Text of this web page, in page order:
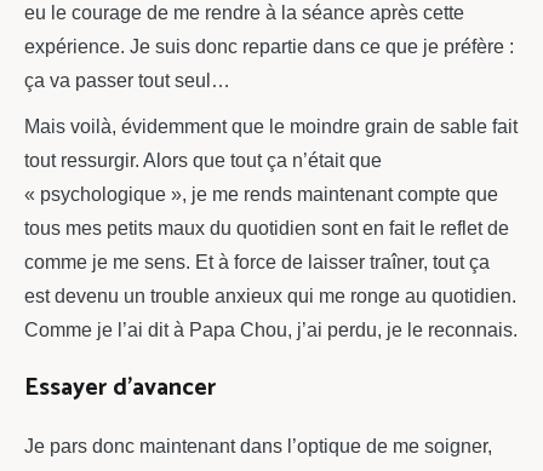
eu le courage de me rendre à la séance après cette
expérience. Je suis donc repartie dans ce que je préfère :
ça va passer tout seul…
Mais voilà, évidemment que le moindre grain de sable fait
tout ressurgir. Alors que tout ça n’était que
« psychologique », je me rends maintenant compte que
tous mes petits maux du quotidien sont en fait le reflet de
comme je me sens. Et à force de laisser traîner, tout ça
est devenu un trouble anxieux qui me ronge au quotidien.
Comme je l’ai dit à Papa Chou, j’ai perdu, je le reconnais.
Essayer d’avancer
Je pars donc maintenant dans l’optique de me soigner,